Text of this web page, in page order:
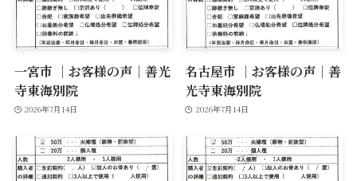
一宮市 ｜お客様の声｜善光
寺東海別院
2026年7月14日
名古屋市 ｜お客様の声｜善
光寺東海別院
2026年7月14日